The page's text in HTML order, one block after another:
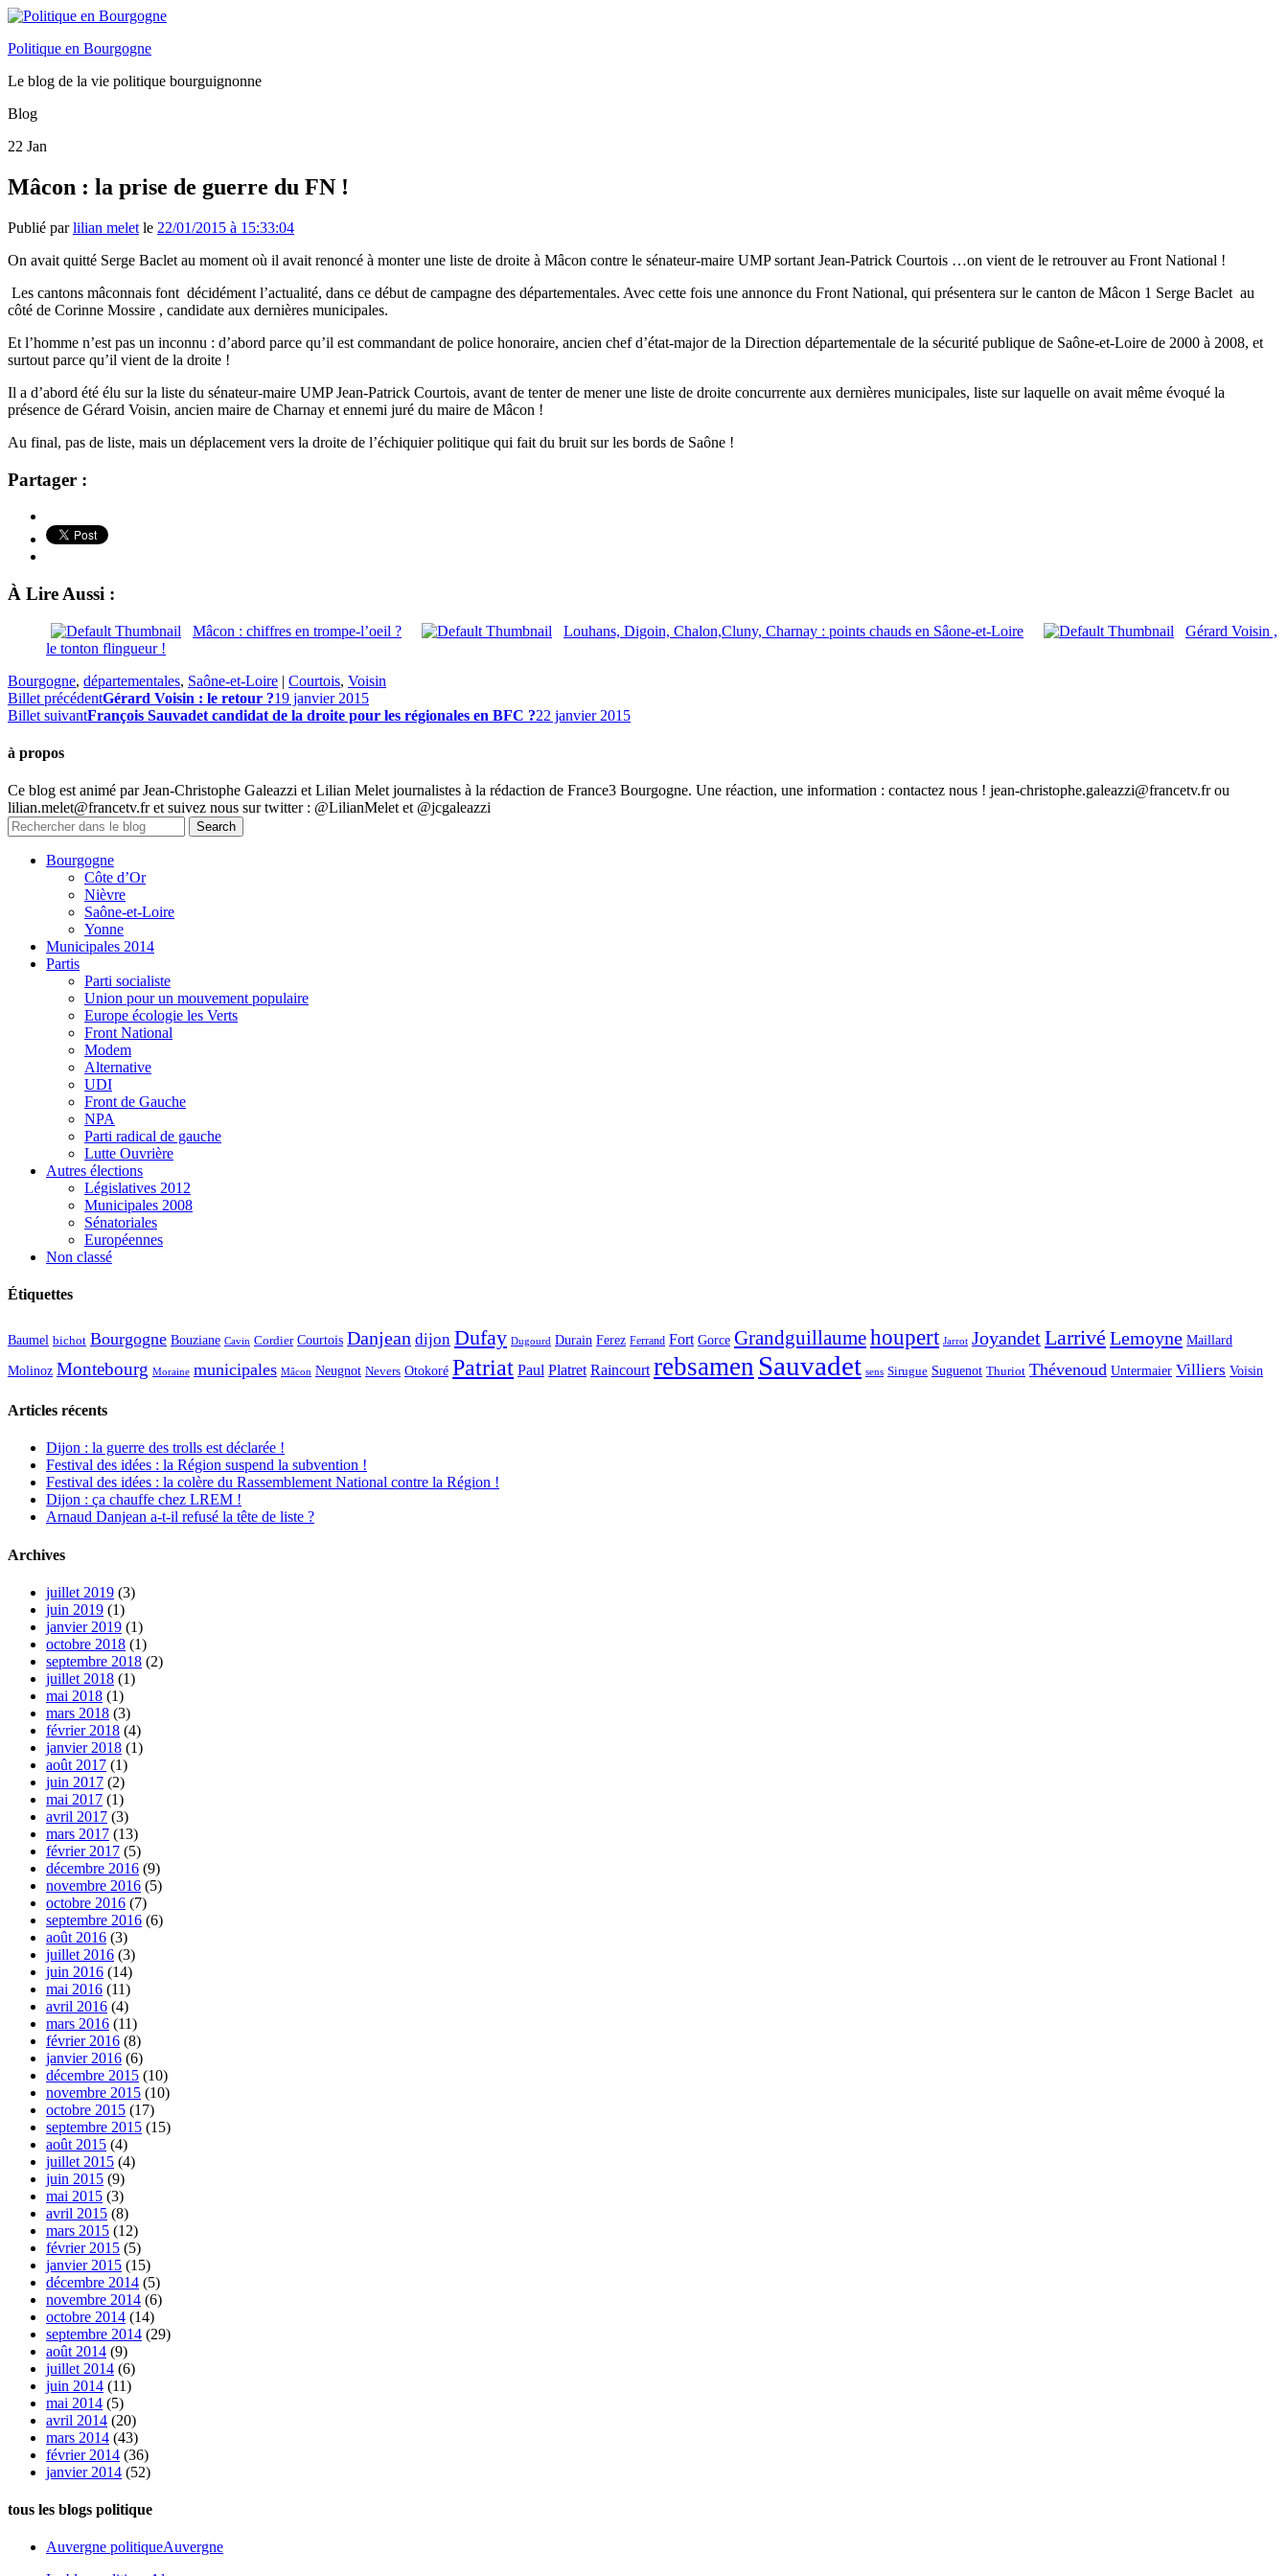
Politique en Bourgogne
Le blog de la vie politique bourguignonne
Blog
22 Jan
Mâcon : la prise de guerre du FN !
Publié parlilian melet le 22/01/2015 à 15:33:04
On avait quitté Serge Baclet au moment où il avait renoncé à monter une liste de droite à Mâcon contre le sénateur-maire UMP sortant Jean-Patrick Courtois …on vient de le retrouver au Front National !
Les cantons mâconnais font décidément l’actualité, dans ce début de campagne des départementales. Avec cette fois une annonce du Front National, qui présentera sur le canton de Mâcon 1 Serge Baclet au
côté de Corinne Mossire , candidate aux dernières municipales.
Et l’homme n’est pas un inconnu : d’abord parce qu’il est commandant de police honoraire, ancien chef d’état-major de la Direction départementale de la sécurité publique de Saône-et-Loire de 2000 à 2008, et
surtout parce qu’il vient de la droite !
Il a d’abord été élu sur la liste du sénateur-maire UMP Jean-Patrick Courtois, avant de tenter de mener une liste de droite concurrente aux dernières municipales, liste sur laquelle on avait même évoqué la
présence de Gérard Voisin, ancien maire de Charnay et ennemi juré du maire de Mâcon !
Au final, pas de liste, mais un déplacement vers la droite de l’échiquier politique qui fait du bruit sur les bords de Saône !
Partager :
À Lire Aussi :
Mâcon : chiffres en trompe-l’oeil ? Louhans, Digoin, Chalon,Cluny, Charnay : points chauds en Sâone-et-Loire
Gérard Voisin ,
le tonton flingueur !
Bourgogne, départementales, Saône-et-Loire | Courtois, Voisin
Billet précédentGérard Voisin : le retour ?19 janvier 2015
Billet suivantFrançois Sauvadet candidat de la droite pour les régionales en BFC ?22 janvier 2015
à propos
Ce blog est animé par Jean-Christophe Galeazzi et Lilian Melet journalistes à la rédaction de France3 Bourgogne. Une réaction, une information : contactez nous ! jean-christophe.galeazzi@francetv.fr ou
lilian.melet@francetv.fr et suivez nous sur twitter : @LilianMelet et @jcgaleazzi
Bourgogne
Côte d’Or
Nièvre
Saône-et-Loire
Yonne
Municipales 2014
Partis
Parti socialiste
Union pour un mouvement populaire
Europe écologie les Verts
Front National
Modem
Alternative
UDI
Front de Gauche
NPA
Parti radical de gauche
Lutte Ouvrière
Autres élections
Législatives 2012
Municipales 2008
Sénatoriales
Européennes
Non classé
Étiquettes
Baumel bichot Bourgogne Bouziane Cavin Cordier Courtois Danjean dijon Dufay Dugourd Durain Ferez Ferrand Fort Gorce Grandguillaumehoupert Jarrot JoyandetLarrivé Lemoyne Maillard
Molinoz Montebourg Moraine municipales Mâcon Neugnot Nevers Otokoré Patriat Paul Platret Raincourt rebsamen Sauvadet sens Sirugue Suguenot Thuriot Thévenoud Untermaier Villiers Voisin
Articles récents
Dijon : la guerre des trolls est déclarée !
Festival des idées : la Région suspend la subvention !
Festival des idées : la colère du Rassemblement National contre la Région !
Dijon : ça chauffe chez LREM !
Arnaud Danjean a-t-il refusé la tête de liste ?
Archives
juillet 2019 (3)
juin 2019 (1)
janvier 2019 (1)
octobre 2018 (1)
septembre 2018 (2)
juillet 2018 (1)
mai 2018 (1)
mars 2018 (3)
février 2018 (4)
janvier 2018 (1)
août 2017 (1)
juin 2017 (2)
mai 2017 (1)
avril 2017 (3)
mars 2017 (13)
février 2017 (5)
décembre 2016 (9)
novembre 2016 (5)
octobre 2016 (7)
septembre 2016 (6)
août 2016 (3)
juillet 2016 (3)
juin 2016 (14)
mai 2016 (11)
avril 2016 (4)
mars 2016 (11)
février 2016 (8)
janvier 2016 (6)
décembre 2015 (10)
novembre 2015 (10)
octobre 2015 (17)
septembre 2015 (15)
août 2015 (4)
juillet 2015 (4)
juin 2015 (9)
mai 2015 (3)
avril 2015 (8)
mars 2015 (12)
février 2015 (5)
janvier 2015 (15)
décembre 2014 (5)
novembre 2014 (6)
octobre 2014 (14)
septembre 2014 (29)
août 2014 (9)
juillet 2014 (6)
juin 2014 (11)
mai 2014 (5)
avril 2014 (20)
mars 2014 (43)
février 2014 (36)
janvier 2014 (52)
tous les blogs politique
Auvergne politiqueAuvergne